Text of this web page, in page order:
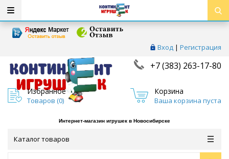
Вход | Регистрация
+7 (383) 263-17-80
Избранное
Товаров (0)
Корзина
Ваша корзина пуста
Интернет-магазин игрушек в Новосибирске
Каталог товаров